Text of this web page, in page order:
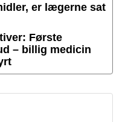
er lægerne sat
Første
– billig medicin